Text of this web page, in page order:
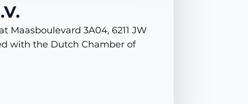
Maasboulevard 3A04, 6211 JW
with the Dutch Chamber of